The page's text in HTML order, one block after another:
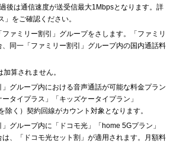
後は通信速度が送受信最大1Mbpsとなります。詳
をご確認ください。
ファミリー割引」グループをさします。「ファミリ
同一「ファミリー割引」グループ内の国内通話料
算されません。
グループ内における音声通話が可能な料金プラン
ータイプラス」「キッズケータイプラン」
除く）契約回線がカウント対象となります。
グループ内に「ドコモ光」「home 5Gプラン」
、「ドコモ光セット割」が適用されます。月額料